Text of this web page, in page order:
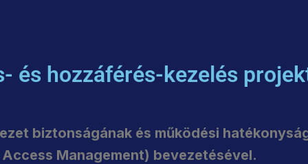
és hozzáférés-kezelés
biztonságának és működési
Management) bevezetésével.